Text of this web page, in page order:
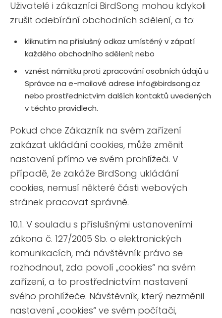
Uživatelé i zákazníci BirdSong mohou kdykoli
zrušit odebírání obchodních sdělení, a to:
kliknutím na příslušný odkaz umístěný v zápatí
každého obchodního sdělení; nebo
vznést námitku proti zpracování osobních údajů u
Správce na e-mailové adrese info@birdsong.cz
nebo prostřednictvím dalších kontaktů uvedených
v těchto pravidlech.
Pokud chce Zákazník na svém zařízení
zakázat ukládání cookies, může změnit
nastavení přímo ve svém prohlížeči. V
případě, že zakáže BirdSong ukládání
cookies, nemusí některé části webových
stránek pracovat správně.
10.1. V souladu s příslušnými ustanoveními
zákona č. 127/2005 Sb. o elektronických
komunikacích, má návštěvník právo se
rozhodnout, zda povolí „cookies“ na svém
zařízení, a to prostřednictvím nastavení
svého prohlížeče. Návštěvník, který nezměnil
nastavení „cookies“ ve svém počítači,